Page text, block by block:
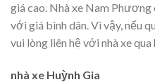
giá cao. Nhà xe Nam Phương
với giá bình dân. Vì vậy, nếu
vui lòng liên hệ với nhà xe
nhà xe Huỳnh Gia